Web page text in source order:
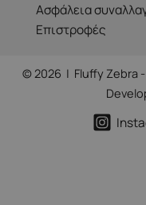
Ασφάλεια
Επιστροφές
© 2026 | Fluffy Zebra -